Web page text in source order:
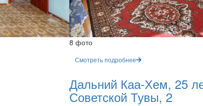
8 фото
Смотреть подробнее
Дальний Каа-Хем, 25
Советской Тувы, 2